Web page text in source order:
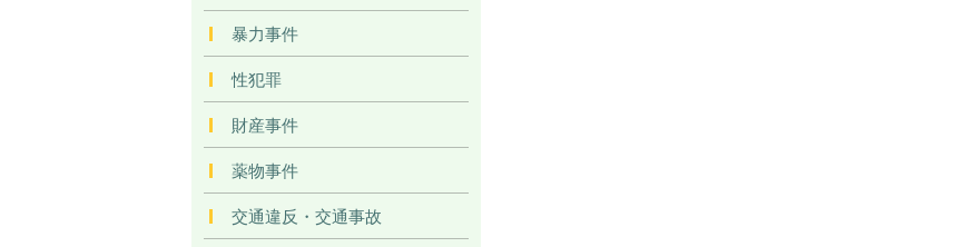
暴力事件
性犯罪
財産事件
薬物事件
交通違反・交通事故